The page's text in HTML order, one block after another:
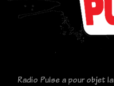
Radio Pulse a pour objet